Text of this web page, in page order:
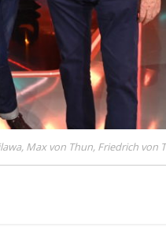
Max von Thun, Friedrich von